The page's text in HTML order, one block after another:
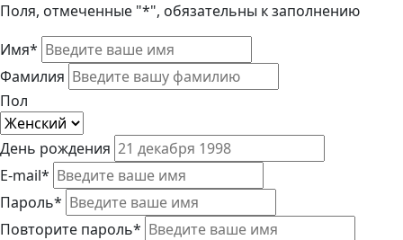
Поля, отмеченные "*", обязательны к заполнению
Имя*
Фамилия
Пол
День рождения
E-mail*
Пароль*
Повторите пароль*